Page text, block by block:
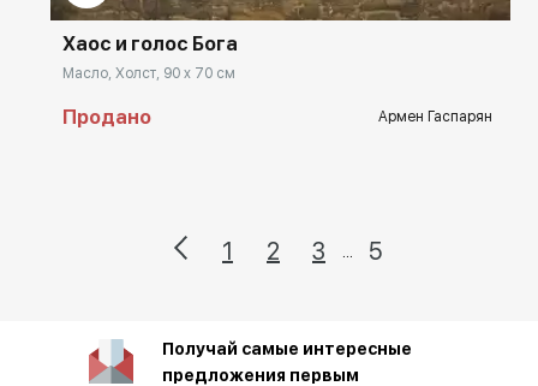
Хаос и голос Бога
Масло, Холст, 90 x 70 см
Продано Армен Гаспарян
1 2 3 5
Получай самые интересные
предложения первым